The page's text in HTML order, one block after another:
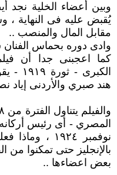
وبين أعضاء الخلية نجد
يُقبض عليه فى النهاية
مقابل المال والمنصب ..
وادى دوره بحماس
كما اعجبنى جدا أن
هند صبري والأردنى إياد
المصري - أى رئيس
نوفمبر ١٩٢٤
بالإنجليز حتى تمكنوا
بعض اعضاءها ..